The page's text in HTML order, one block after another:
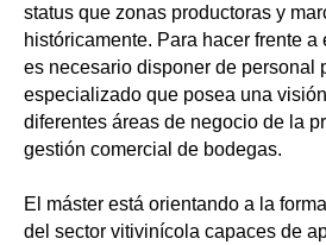
status que zonas productoras y
históricamente. Para hacer frente a
es necesario disponer de personal
especializado que posea una
diferentes áreas de negocio de la
gestión comercial de bodegas.
El máster está orientando a la
del sector vitivinícola capaces de